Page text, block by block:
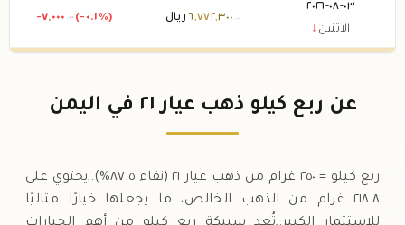
٠٣-٠٨-٢٠٢٦
الاثنين ↓
٦,٧٧٢,٣٠٠ .٠٠ ريال -٧,٠٠٠ .٠٠ (-٠.١%)
٦,٧٧٩,٥٠٠.٠٠ ريال
عن ربع كيلو ذهب عيار ٢١ في اليمن
ربع كيلو = ٢٥٠ غرام من ذهب عيار ٢١ (نقاء ٨٧.٥%).,يحتوي على
٢١٨.٨ غرام من الذهب الخالص، ما يجعلها خيارًا مثاليًا